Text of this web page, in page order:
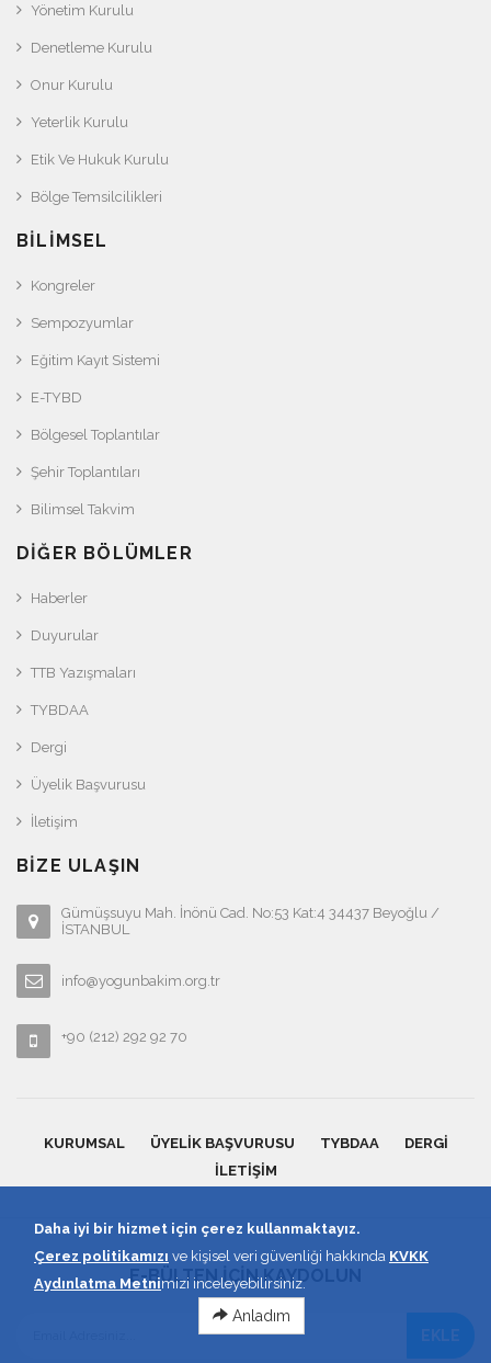
Yönetim Kurulu
Denetleme Kurulu
Onur Kurulu
Yeterlik Kurulu
Etik Ve Hukuk Kurulu
Bölge Temsilcilikleri
BILIMSEL
Kongreler
Sempozyumlar
Eğitim Kayıt Sistemi
E-TYBD
Bölgesel Toplantılar
Şehir Toplantıları
Bilimsel Takvim
DIĞER BÖLÜMLER
Haberler
Duyurular
TTB Yazışmaları
TYBDAA
Dergi
Üyelik Başvurusu
İletişim
BIZE ULAŞIN
Gümüşsuyu Mah. İnönü Cad. No:53 Kat:4 34437 Beyoğlu /
İSTANBUL
info@yogunbakim.org.tr
+90 (212) 292 92 70
KURUMSAL ÜYELIK BAŞVURUSU TYBDAA
DERGI
İLETIŞIM
E-BÜLTEN İÇİN KAYDOLUN
EKLE
Daha iyi bir hizmet için çerez kullanmaktayız.
Çerez politikamızı ve kişisel veri güvenliği hakkında KVKK
Aydınlatma Metnimizi inceleyebilirsiniz.
Anladım